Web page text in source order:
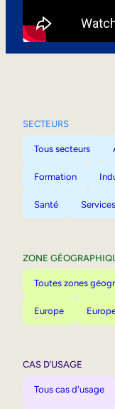
SECTEURS
Tous secteurs
Formation
Santé
ZONE
Toutes zones
Europe
CAS D’USAGE
Tous cas d'usage